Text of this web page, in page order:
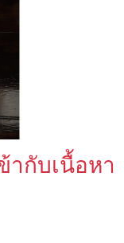
ากับเนื้อหา